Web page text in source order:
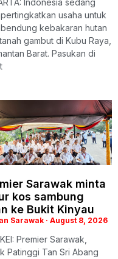
Indonesia sedang
usaha untuk
kebakaran hutan
gambut di Kubu Raya,
Barat. Pasukan di
Sarawak minta
kos sambung
ke Bukit Kinyau
Sarawak August 8, 2026
Premier Sarawak,
Patinggi Tan Sri Abang